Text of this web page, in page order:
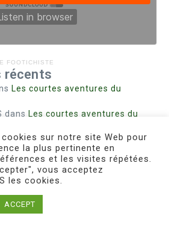
FOOTICHISTE
récents
Les courtes aventures du
dans Les courtes aventures du
Intrigues sanglantes à Mulhouse
for Nice
agiles et champignons
Le Footichiste | Réalisé par
sur notre site Web pour
la plus pertinente en
et les visites répétées.
vous acceptez
les cookies.
ACCEPT